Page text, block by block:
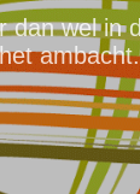
dan wel in